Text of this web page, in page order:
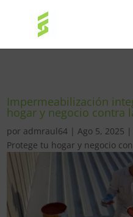
Impermeabilización
hogar y negocio contra
por admraul64 |Ago 5, 2025 |
Protege tu hogar y negocio